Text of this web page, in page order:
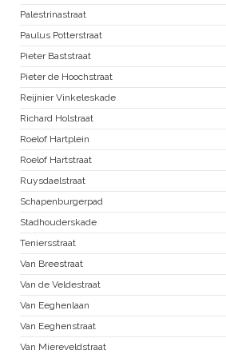
Palestrinastraat
Paulus Potterstraat
Pieter Baststraat
Pieter de Hoochstraat
Reijnier Vinkeleskade
Richard Holstraat
Roelof Hartplein
Roelof Hartstraat
Ruysdaelstraat
Schapenburgerpad
Stadhouderskade
Teniersstraat
Van Breestraat
Van de Veldestraat
Van Eeghenlaan
Van Eeghenstraat
Van Miereveldstraat